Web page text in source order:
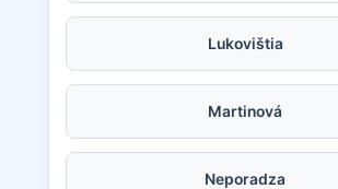
Lukovištia
Martinová
Neporadza